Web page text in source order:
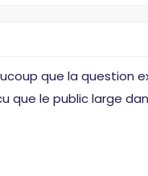
que la question
que le public large